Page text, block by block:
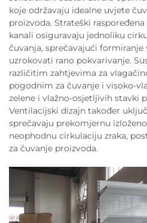
koje održavaju idealne uvjete
proizvoda. Strateški
kanali osiguravaju jednoliku
čuvanja, sprečavajući
uzrokovati rano pokvarivanje.
različitim zahtjevima za
pogodnim za čuvanje i visoko-
zelene i vlažno-osjetljivih stavki
Ventilacijski dizajn također
sprečavaju prekomjernu
neophodnu cirkulaciju zraka,
za čuvanje proizvoda.